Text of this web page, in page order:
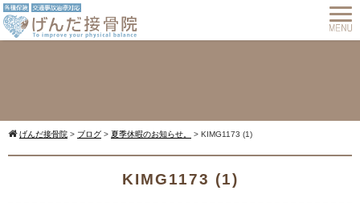
Warning: Undefined array key 0 in
げんだ接骨院 > ブログ > 夏季休暇のお知らせ。 > KIMG1173 (1)
KIMG1173 (1)